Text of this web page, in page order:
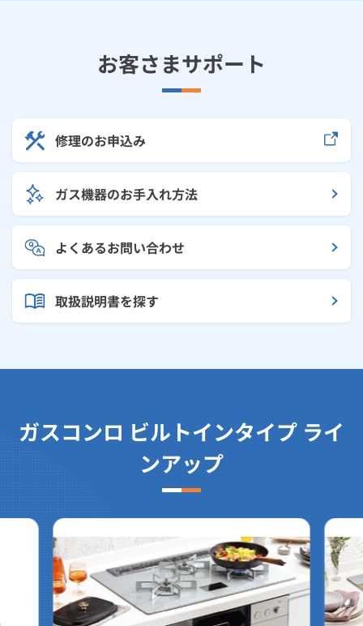
お客さまサポート
修理のお申込み
ガス機器のお手入れ方法
よくあるお問い合わせ
取扱説明書を探す
ガスコンロ ビルトインタイプ ライ
ンアップ